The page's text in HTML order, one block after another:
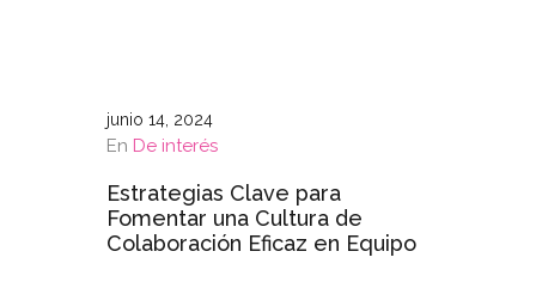
junio 14, 2024
En De interés
Estrategias Clave para
Fomentar una Cultura de
Colaboración Eficaz en Equipo